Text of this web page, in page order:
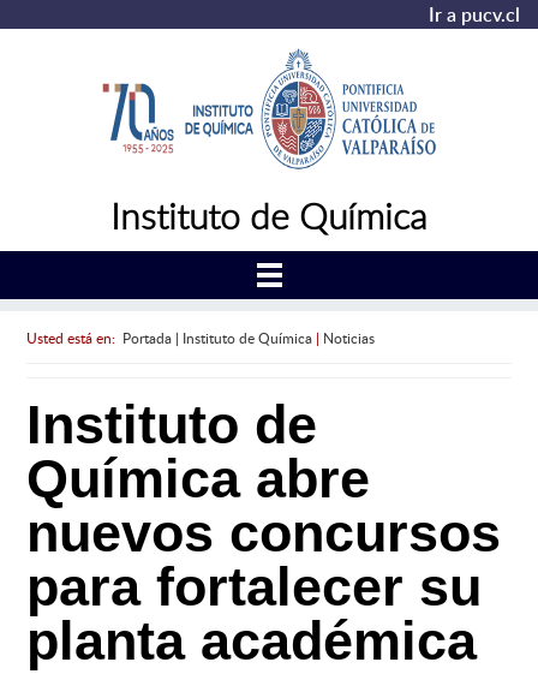
Ir a pucv.cl
Instituto de Química
Usted está en: Portada| Instituto de Química| Noticias
Instituto de
Química abre
nuevos concursos
para fortalecer su
planta académica